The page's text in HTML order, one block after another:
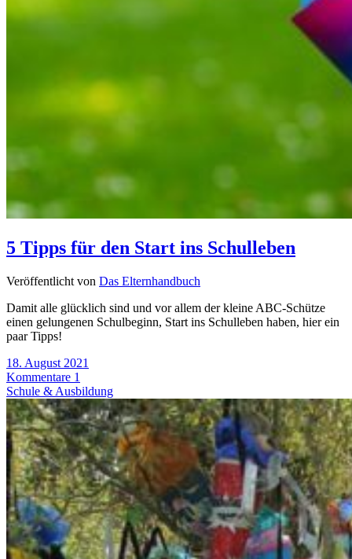
5 Tipps für den Start ins Schulleben
Veröffentlicht von Das Elternhandbuch
Damit alle glücklich sind und vor allem der kleine ABC-Schütze
einen gelungenen Schulbeginn, Start ins Schulleben haben, hier ein
paar Tipps!
18. August 2021
Kommentare 1
Schule & Ausbildung